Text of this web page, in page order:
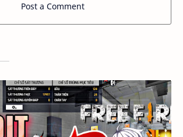
Post a Comment